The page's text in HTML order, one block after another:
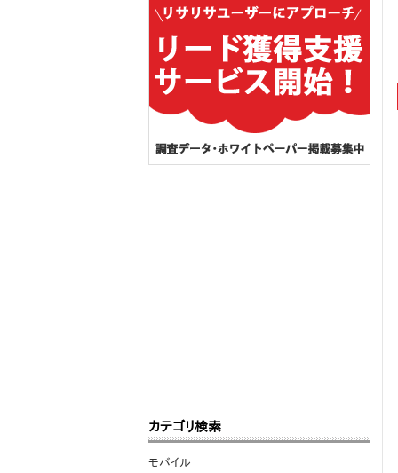
カテゴリ検索
モバイル